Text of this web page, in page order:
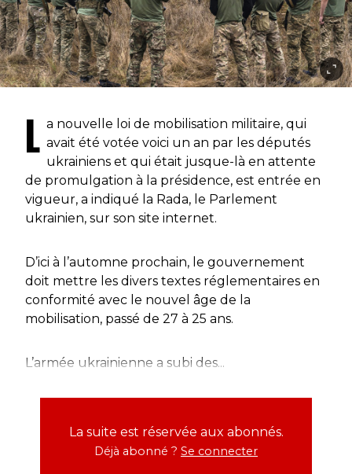
L a nouvelle loi de mobilisation militaire, qui
avait été votée voici un an par les députés
ukrainiens et qui était jusque-là en attente
de promulgation à la présidence, est entrée en
vigueur, a indiqué la Rada, le Parlement
ukrainien, sur son site internet.
D’ici à l’automne prochain, le gouvernement
doit mettre les divers textes réglementaires en
conformité avec le nouvel âge de la
mobilisation, passé de 27 à 25 ans.
L’armée ukrainienne a subi des...
La suite est réservée aux abonnés.
Déjà abonné ? Se connecter